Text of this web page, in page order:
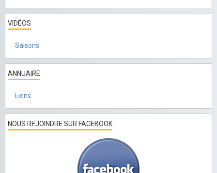
VIDÉOS
Saisons
ANNUAIRE
Liens
NOUS REJOINDRE SUR FACEBOOK